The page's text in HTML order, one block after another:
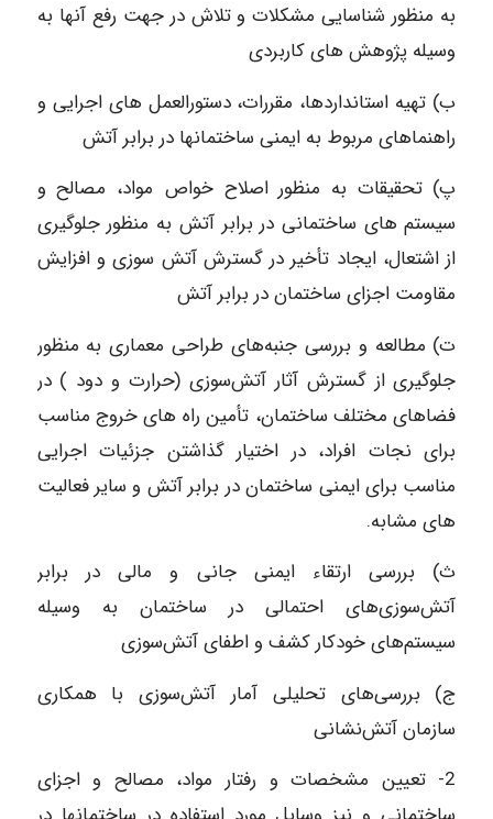
به منظور شناسایی مشکلات و تلاش در جهت رفع آنها به
وسیله پژوهش های کاربردی
ب) تهیه استانداردها، مقررات، دستورالعمل‌ های اجرایی و
راهنماهای مربوط به ایمنی ساختمانها در برابر آتش
پ) تحقیقات به منظور اصلاح خواص مواد، مصالح و
سیستم های ساختمانی در برابر آتش به منظور جلوگیری
از اشتعال، ایجاد تأخیر در گسترش آتش سوزی و افزایش
مقاومت اجزای ساختمان در برابر آتش
ت) مطالعه و بررسی جنبه‌های طراحی معماری به منظور
جلوگیری از گسترش آثار آتش‌سوزی (حرارت و دود ) در
فضاهای مختلف ساختمان، تأمین راه های خروج مناسب
برای نجات افراد، در اختیار گذاشتن جزئیات اجرایی
مناسب برای ایمنی ساختمان در برابر آتش و سایر فعالیت
های مشابه.
ث) بررسی ارتقاء ایمنی جانی و مالی در برابر
آتش‌سوزی‌های احتمالی در ساختمان به وسیله
سیستم‌های خودکار کشف و اطفای آتش‌سوزی
ج) بررسی‌های تحلیلی آمار آتش‌سوزی با همکاری
سازمان آتش‌نشانی
2- تعیین مشخصات و رفتار مواد، مصالح و اجزای